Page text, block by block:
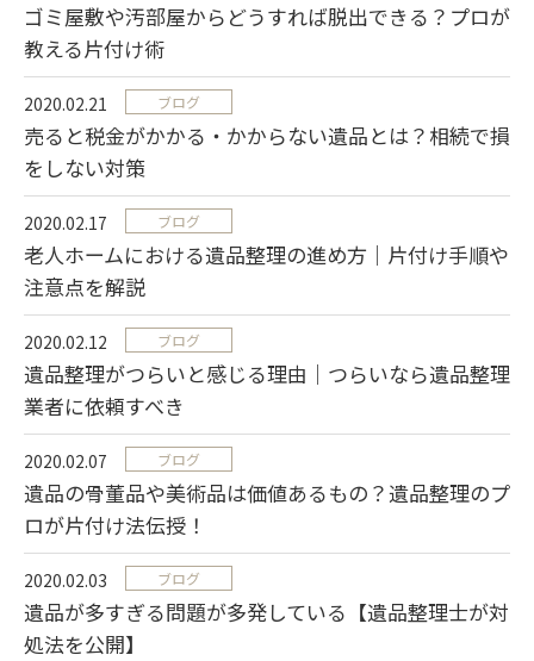
ゴミ屋敷や汚部屋からどうすれば脱出できる？プロが
教える片付け術
2020.02.21 ブログ
売ると税金がかかる・かからない遺品とは？相続で損
をしない対策
2020.02.17 ブログ
老人ホームにおける遺品整理の進め方｜片付け手順や
注意点を解説
2020.02.12 ブログ
遺品整理がつらいと感じる理由｜つらいなら遺品整理
業者に依頼すべき
2020.02.07 ブログ
遺品の骨董品や美術品は価値あるもの？遺品整理のプ
ロが片付け法伝授！
2020.02.03 ブログ
遺品が多すぎる問題が多発している【遺品整理士が対
処法を公開】